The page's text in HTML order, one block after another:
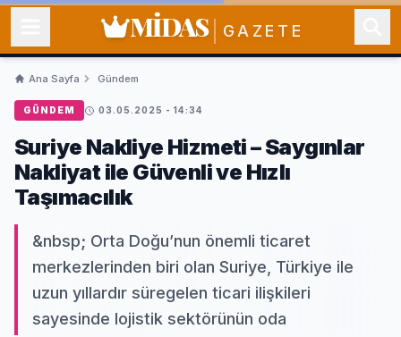
MİDAS GAZETE
Ana Sayfa Gündem
GÜNDEM 03.05.2025 - 14:34
Suriye Nakliye Hizmeti – Saygınlar
Nakliyat ile Güvenli ve Hızlı
Taşımacılık
&nbsp; Orta Doğu’nun önemli ticaret
merkezlerinden biri olan Suriye, Türkiye ile
uzun yıllardır süregelen ticari ilişkileri
sayesinde lojistik sektörünün oda